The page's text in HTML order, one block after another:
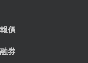
價
券